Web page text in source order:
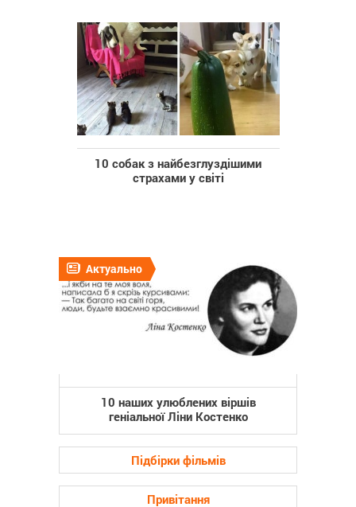
10 собак з найбезглуздішими
страхами у світі
Актуально
10 наших улюблених віршів
геніальної Ліни Костенко
Підбірки фільмів
Привітання